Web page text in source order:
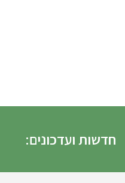
חדשות ועדכונים: